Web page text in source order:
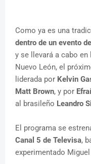
Como ya es una
dentro de un evento
y se llevará a cabo en
Nuevo León, el
liderada por Kelvin
Matt Brown, y por
al brasileño Leandro
El programa se
Canal 5 de Televisa,
experimentado